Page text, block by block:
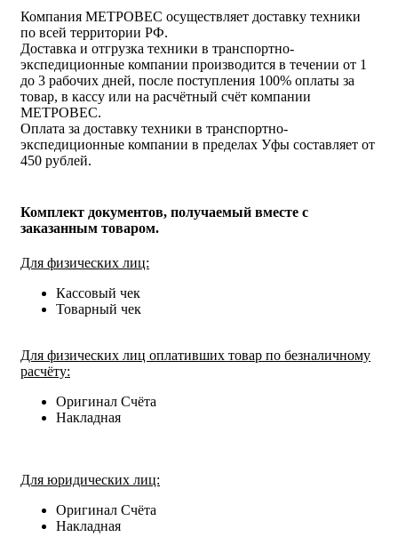
Компания МЕТРОВЕС осуществляет доставку техники
по всей территории РФ.
Доставка и отгрузка техники в транспортно-
экспедиционные компании производится в течении от 1
до 3 рабочих дней, после поступления 100% оплаты за
товар, в кассу или на расчётный счёт компании
МЕТРОВЕС.
Оплата за доставку техники в транспортно-
экспедиционные компании в пределах Уфы составляет от
450 рублей.
Комплект документов, получаемый вместе с
заказанным товаром.
Для физических лиц:
Кассовый чек
Товарный чек
Для физических лиц оплативших товар по безналичному
расчёту:
Оригинал Счёта
Накладная
Для юридических лиц:
Оригинал Счёта
Накладная